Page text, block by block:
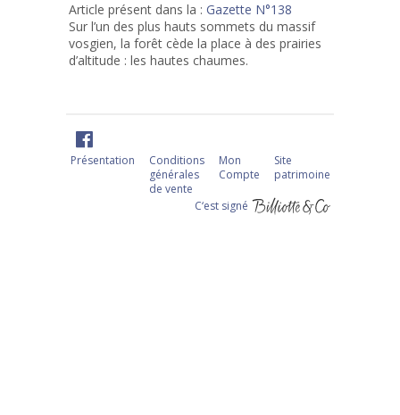
Article présent dans la : Gazette N°138
Sur l’un des plus hauts sommets du massif
vosgien, la forêt cède la place à des prairies
d’altitude : les hautes chaumes.
Présentation
Conditions
générales
de vente
Mon
Compte
Site
patrimoine
C‘est signé